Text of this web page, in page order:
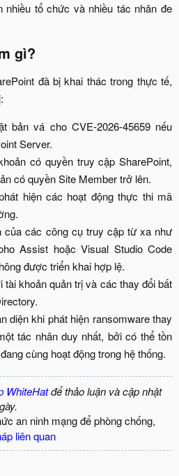
nhiều tổ chức và nhiều tác nhân đe
gì?​
đã bị khai thác trong thực tế,
bản vá cho CVE-2026-45659 nếu
Server.​
có quyền truy cập SharePoint,
có quyền Site Member trở lên.​
hiện các hoạt động thực thi mã
của các công cụ truy cập từ xa như
Assist hoặc Visual Studio Code
được triển khai hợp lệ.​
khoản quản trị và các thay đổi bất
diện khi phát hiện ransomware thay
tác nhân duy nhất, bởi có thể tồn
cùng hoạt động trong hệ thống.​
WhiteHatđể thảo luận và cập nhật
an ninh mạng để phòng chống,
liên quan